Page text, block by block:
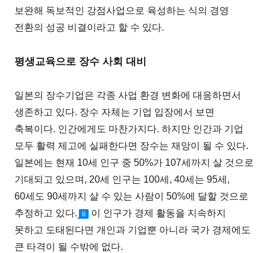
보완해 독보적인 강점사업으로 육성하는 식의 경영
전환의 성공 비결이라고 할 수 있다.
평생교육으로 장수 사회 대비
일본의 장수기업은 각종 사업 환경 변화에 대응하면서
생존하고 있다. 장수 자체는 기업 입장에서 보면
축복이다. 인간에게도 마찬가지다. 하지만 인간과 기업
모두 활력 제고에 실패한다면 장수는 재앙이 될 수 있다.
일본에는 현재 10세 인구 중 50%가 107세까지 살 것으로
기대되고 있으며, 20세 인구는 100세, 40세는 95세,
60세도 90세까지 살 수 있는 사람이 50%에 달할 것으로
추정하고 있다.
6
이 인구가 경제 활동을 지속하지
못하고 도태된다면 개인과 기업뿐 아니라 국가 경제에도
큰 타격이 될 수밖에 없다.